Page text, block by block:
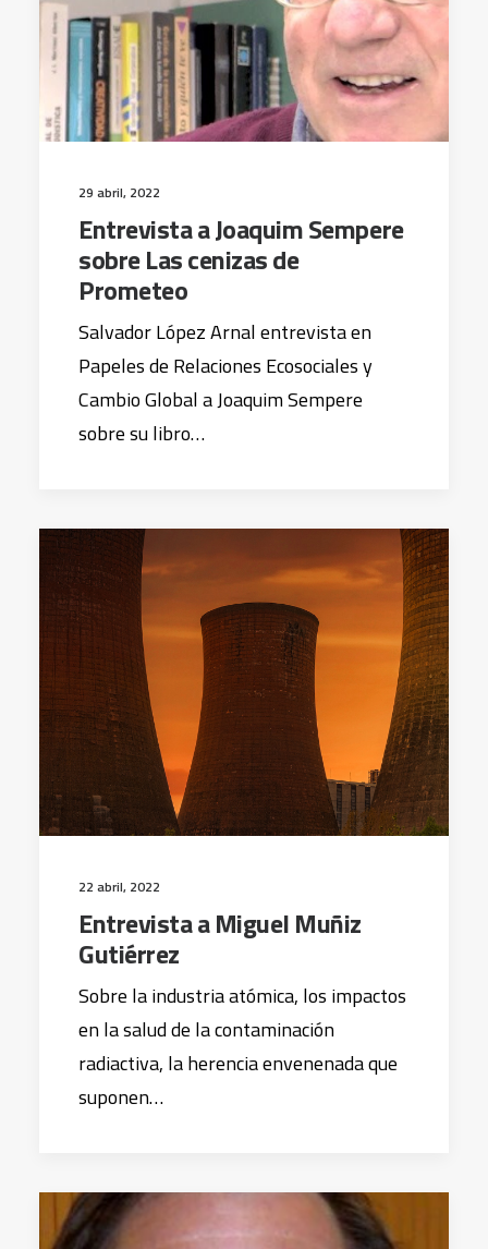
29 abril, 2022
Entrevista a Joaquim Sempere
sobre Las cenizas de
Prometeo
Salvador López Arnal entrevista en
Papeles de Relaciones Ecosociales y
Cambio Global a Joaquim Sempere
sobre su libro…
22 abril, 2022
Entrevista a Miguel Muñiz
Gutiérrez
Sobre la industria atómica, los impactos
en la salud de la contaminación
radiactiva, la herencia envenenada que
suponen…